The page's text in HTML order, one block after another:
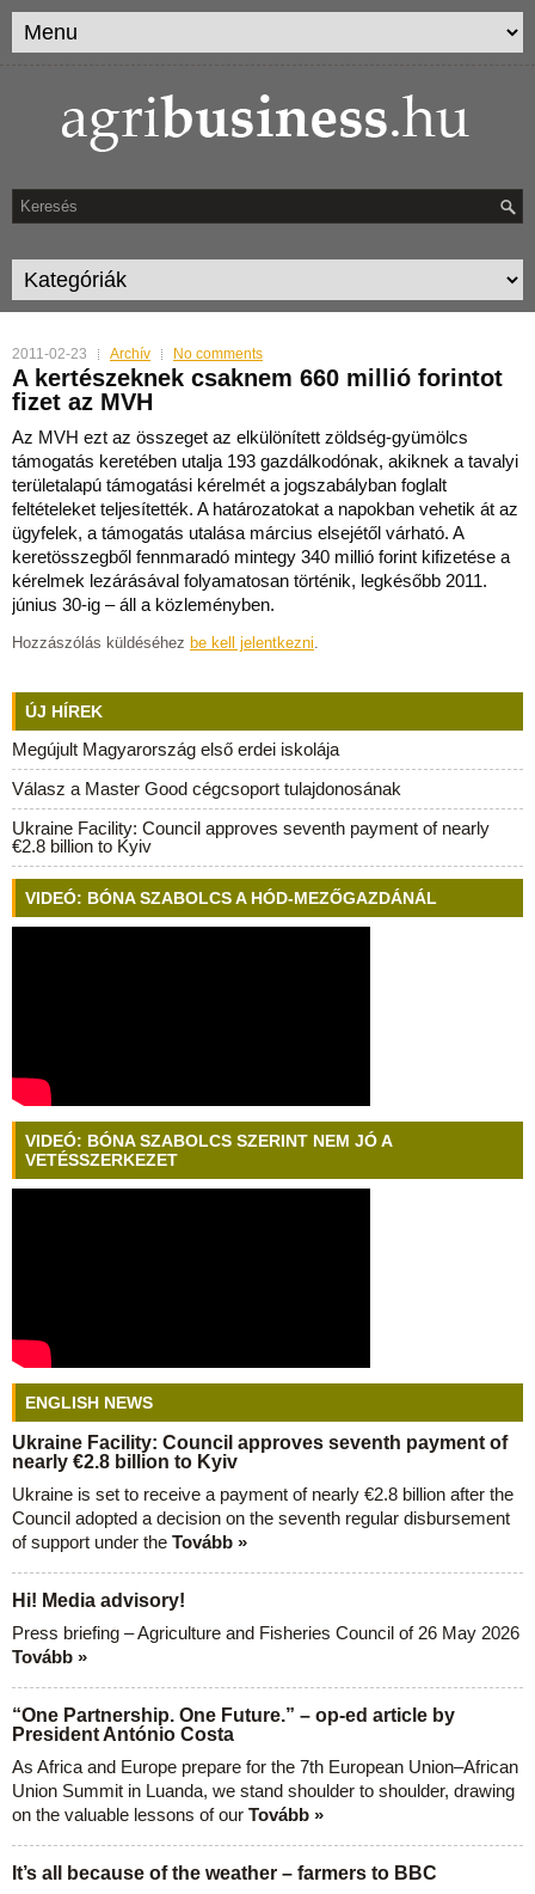
2011-02-23 Archív No comments
A kertészeknek csaknem 660 millió forintot
fizet az MVH
Az MVH ezt az összeget az elkülönített zöldség-gyümölcs
támogatás keretében utalja 193 gazdálkodónak, akiknek a tavalyi
területalapú támogatási kérelmét a jogszabályban foglalt
feltételeket teljesítették. A határozatokat a napokban vehetik át az
ügyfelek, a támogatás utalása március elsejétől várható. A
keretösszegből fennmaradó mintegy 340 millió forint kifizetése a
kérelmek lezárásával folyamatosan történik, legkésőbb 2011.
június 30-ig – áll a közleményben.
Hozzászólás küldéséhez be kell jelentkezni.
ÚJ HÍREK
Megújult Magyarország első erdei iskolája
Válasz a Master Good cégcsoport tulajdonosának
Ukraine Facility: Council approves seventh payment of nearly
€2.8 billion to Kyiv
VIDEÓ: BÓNA SZABOLCS A HÓD-MEZŐGAZDÁNÁL
VIDEÓ: BÓNA SZABOLCS SZERINT NEM JÓ A
VETÉSSZERKEZET
ENGLISH NEWS
Ukraine Facility: Council approves seventh payment of
nearly €2.8 billion to Kyiv
Ukraine is set to receive a payment of nearly €2.8 billion after the
Council adopted a decision on the seventh regular disbursement
of support under the Tovább »
Hi! Media advisory!
Press briefing – Agriculture and Fisheries Council of 26 May 2026
Tovább »
“One Partnership. One Future.” – op-ed article by
President António Costa
As Africa and Europe prepare for the 7th European Union–African
Union Summit in Luanda, we stand shoulder to shoulder, drawing
on the valuable lessons of our Tovább »
It’s all because of the weather – farmers to BBC